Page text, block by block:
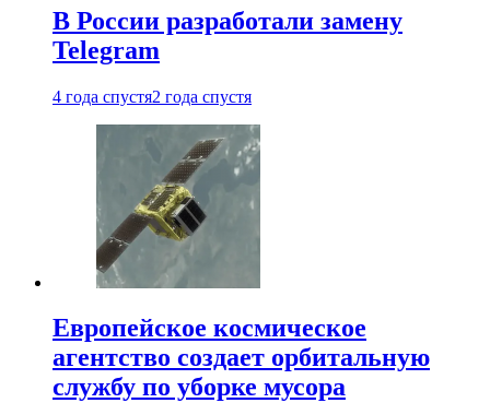
В России разработали замену
Telegram
4 года спустя2 года спустя
Европейское космическое
агентство создает орбитальную
службу по уборке мусора